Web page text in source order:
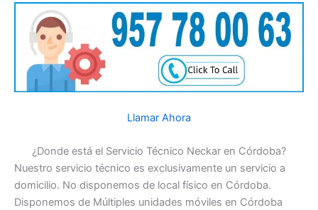
Llamar Ahora
¿Donde está el Servicio Técnico Neckar en Córdoba?
Nuestro servicio técnico es exclusivamente un servicio a
domicilio. No disponemos de local físico en Córdoba.
Disponemos de Múltiples unidades móviles en Córdoba